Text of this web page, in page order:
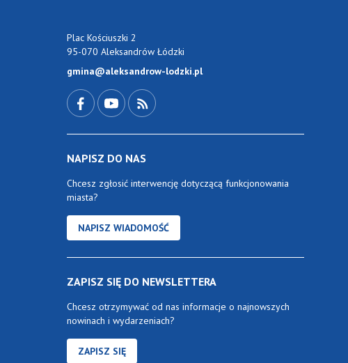
Plac Kościuszki 2
95-070 Aleksandrów Łódzki
gmina@aleksandrow-lodzki.pl
NAPISZ DO NAS
Chcesz zgłosić interwencję dotyczącą funkcjonowania
miasta?
NAPISZ WIADOMOŚĆ
ZAPISZ SIĘ DO NEWSLETTERA
Chcesz otrzymywać od nas informacje o najnowszych
nowinach i wydarzeniach?
ZAPISZ SIĘ